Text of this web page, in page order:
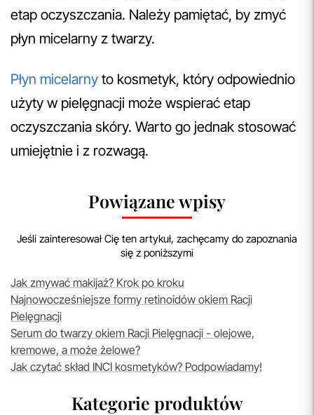
etap oczyszczania. Należy pamiętać, by zmyć
płyn micelarny z twarzy.
Płyn micelarny to kosmetyk, który odpowiednio
użyty w pielęgnacji może wspierać etap
oczyszczania skóry. Warto go jednak stosować
umiejętnie i z rozwagą.
Powiązane wpisy
Jeśli zainteresował Cię ten artykuł, zachęcamy do zapoznania
się z poniższymi
Jak zmywać makijaż? Krok po kroku
Najnowocześniejsze formy retinoidów okiem Racji
Pielęgnacji
Serum do twarzy okiem Racji Pielęgnacji - olejowe,
kremowe, a może żelowe?
Jak czytać skład INCI kosmetyków? Podpowiadamy!
Kategorie produktów